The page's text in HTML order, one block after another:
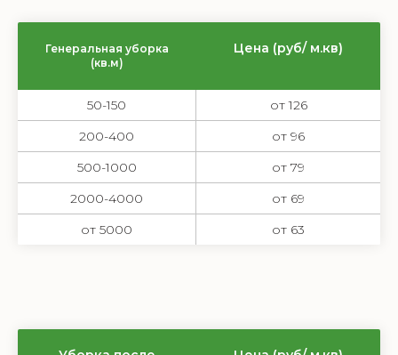
Генеральная уборка
(кв.м)
Цена (руб/ м.кв)
50-150
от 126
200-400
от 96
500-1000
от 79
2000-4000
от 69
от 5000
от 63